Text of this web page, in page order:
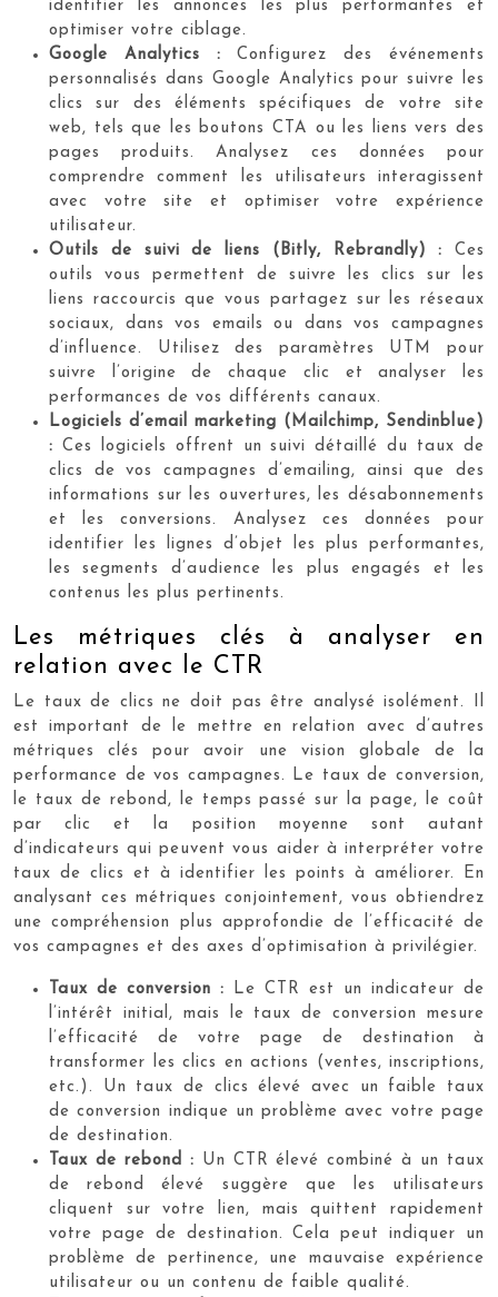
identifier les annonces les plus performantes et
optimiser votre ciblage.
Google Analytics :Configurez des événements
personnalisés dans Google Analytics pour suivre les
clics sur des éléments spécifiques de votre site
web, tels que les boutons CTA ou les liens vers des
pages produits. Analysez ces données pour
comprendre comment les utilisateurs interagissent
avec votre site et optimiser votre expérience
utilisateur.
Outils de suivi de liens (Bitly, Rebrandly) : Ces
outils vous permettent de suivre les clics sur les
liens raccourcis que vous partagez sur les réseaux
sociaux, dans vos emails ou dans vos campagnes
d’influence. Utilisez des paramètres UTM pour
suivre l’origine de chaque clic et analyser les
performances de vos différents canaux.
Logiciels d’email marketing (Mailchimp, Sendinblue)
: Ces logiciels offrent un suivi détaillé du taux de
clics de vos campagnes d’emailing, ainsi que des
informations sur les ouvertures, les désabonnements
et les conversions. Analysez ces données pour
identifier les lignes d’objet les plus performantes,
les segments d’audience les plus engagés et les
contenus les plus pertinents.
Les métriques clés à analyser en
relation avec le CTR
Le taux de clics ne doit pas être analysé isolément. Il
est important de le mettre en relation avec d’autres
métriques clés pour avoir une vision globale de la
performance de vos campagnes. Le taux de conversion,
le taux de rebond, le temps passé sur la page, le coût
par clic et la position moyenne sont autant
d’indicateurs qui peuvent vous aider à interpréter votre
taux de clics et à identifier les points à améliorer. En
analysant ces métriques conjointement, vous obtiendrez
une compréhension plus approfondie de l’efficacité de
vos campagnes et des axes d’optimisation à privilégier.
Taux de conversion : Le CTR est un indicateur de
l’intérêt initial, mais le taux de conversion mesure
l’efficacité de votre page de destination à
transformer les clics en actions (ventes, inscriptions,
etc.). Un taux de clics élevé avec un faible taux
de conversion indique un problème avec votre page
de destination.
Taux de rebond : Un CTR élevé combiné à un taux
de rebond élevé suggère que les utilisateurs
cliquent sur votre lien, mais quittent rapidement
votre page de destination. Cela peut indiquer un
problème de pertinence, une mauvaise expérience
utilisateur ou un contenu de faible qualité.